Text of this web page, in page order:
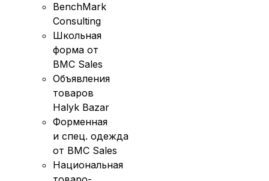
BenchMark
Consulting
Школьная
форма от
BMC Sales
Объявления
товаров
Halyk Bazar
Форменная
и спец. одежда
от BMC Sales
Национальная